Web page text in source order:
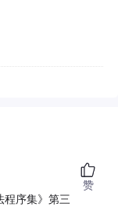
程序集》第三
赞